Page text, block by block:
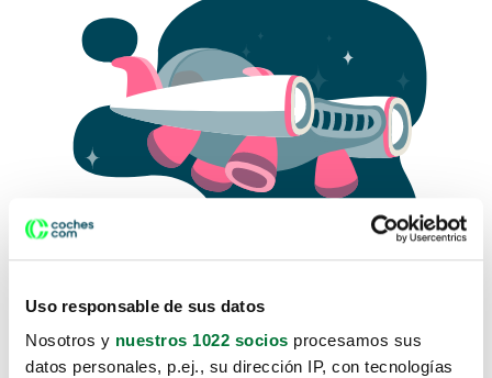
Uso responsable de sus datos
Nosotros y nuestros 1022 socios procesamos sus
datos personales, p.ej., su dirección IP, con tecnologías